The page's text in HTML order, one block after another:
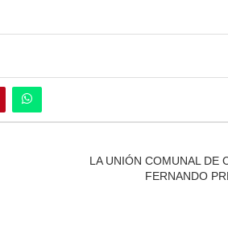
LA UNIÓN COMUNAL DE
FERNANDO